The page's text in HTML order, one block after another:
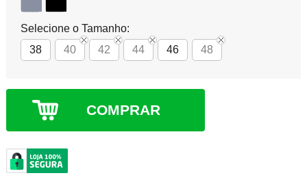
Selecione o Tamanho:
38
40 42 44 46 48
COMPRAR